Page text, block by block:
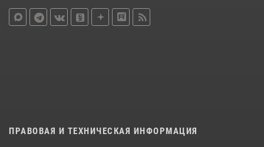
ПРАВОВАЯ И ТЕХНИЧЕСКАЯ ИНФОРМАЦИЯ